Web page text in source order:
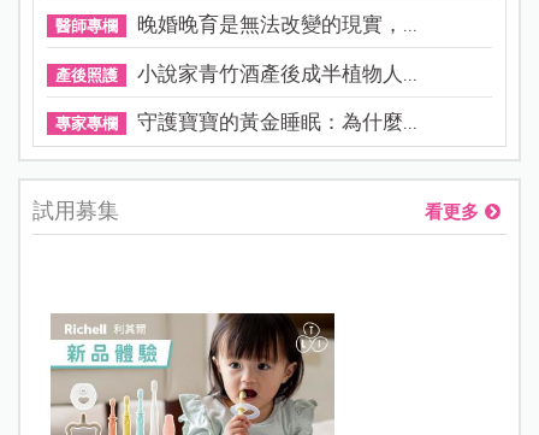
醫師專欄 晚婚晚育是無法改變的現實，...
產後照護 小說家青竹酒產後成半植物人...
專家專欄 守護寶寶的黃金睡眠：為什麼...
試用募集 看更多